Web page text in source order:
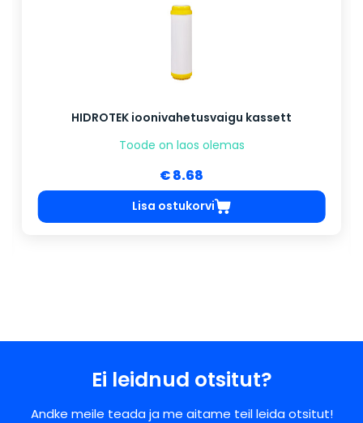
HIDROTEK ioonivahetusvaigu kassett
Toode on laos olemas
€ 8.68
Lisa ostukorvi
Ei leidnud otsitut?
Andke meile teada ja me aitame teil leida otsitut!